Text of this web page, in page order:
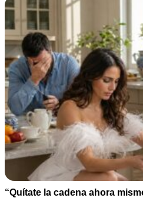
“Quítate la cadena ahora